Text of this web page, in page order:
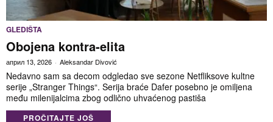
GLEDIŠTA
Obojena kontra-elita
април 13, 2026 Aleksandar Divović
Nedavno sam sa decom odgledao sve sezone Netfliksove kultne
serije „Stranger Things“. Serija braće Dafer posebno je omiljena
među milenijalcima zbog odlično uhvaćenog pastiša
PROČITAJTE JOŠ